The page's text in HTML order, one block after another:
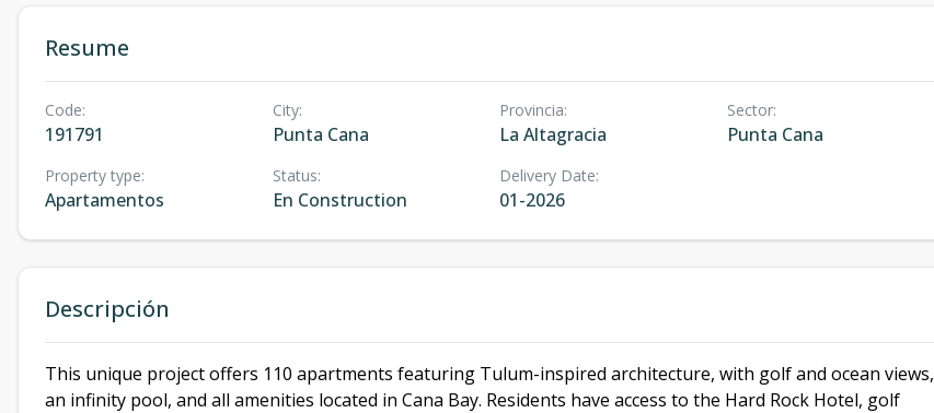
Resume
Code:
191791
City:
Punta Cana
Provincia:
La Altagracia
Sector:
Punta Cana
Property type:
Apartamentos
Status:
En Construction
Delivery Date:
01-2026
Descripción
This unique project offers 110 apartments featuring Tulum-inspired architecture, with golf and ocean views,
an infinity pool, and all amenities located in Cana Bay. Residents have access to the Hard Rock Hotel, golf